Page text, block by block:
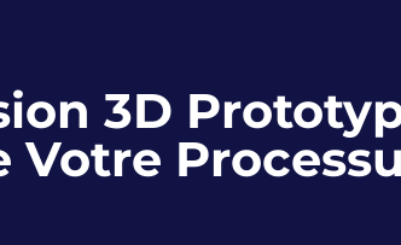
3D
Votre